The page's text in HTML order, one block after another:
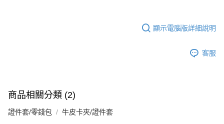
顯示電腦版詳細說明
客服
商品相關分類 (2)
證件套/零錢包 牛皮卡夾/證件套